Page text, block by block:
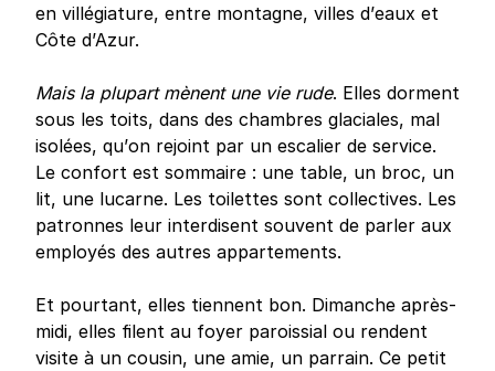
en villégiature, entre montagne, villes d’eaux et
Côte d’Azur.
Mais la plupart mènent une vie rude. Elles dorment
sous les toits, dans des chambres glaciales, mal
isolées, qu’on rejoint par un escalier de service.
Le confort est sommaire : une table, un broc, un
lit, une lucarne. Les toilettes sont collectives. Les
patronnes leur interdisent souvent de parler aux
employés des autres appartements.
Et pourtant, elles tiennent bon. Dimanche après-
midi, elles filent au foyer paroissial ou rendent
visite à un cousin, une amie, un parrain. Ce petit